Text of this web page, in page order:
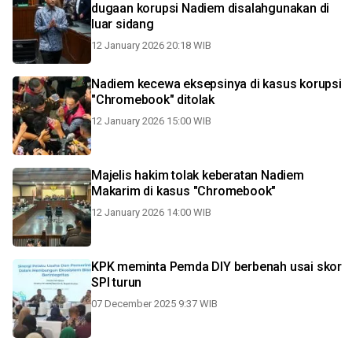
dugaan korupsi Nadiem disalahgunakan di
luar sidang
12 January 2026 20:18 WIB
Nadiem kecewa eksepsinya di kasus korupsi
"Chromebook" ditolak
12 January 2026 15:00 WIB
Majelis hakim tolak keberatan Nadiem
Makarim di kasus "Chromebook"
12 January 2026 14:00 WIB
KPK meminta Pemda DIY berbenah usai skor
SPI turun
07 December 2025 9:37 WIB